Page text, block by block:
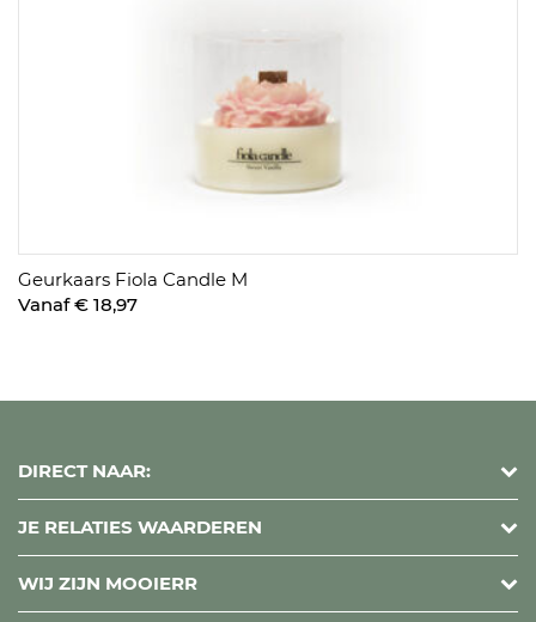
Geurkaars Fiola Candle M
Vanaf € 18,97
DIRECT NAAR:
JE RELATIES WAARDEREN
WIJ ZIJN MOOIERR